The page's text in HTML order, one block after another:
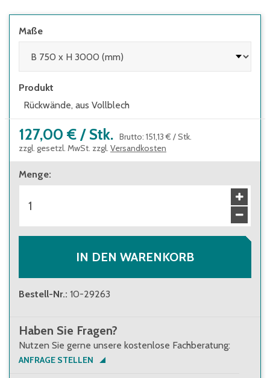
Maße
Produkt
Rückwände, aus Vollblech
127,00 € / Stk. Brutto: 151,13 € /Stk.
zzgl. gesetzl. MwSt. zzgl. Versandkosten
Menge:
IN DEN WARENKORB
Bestell-Nr.: 10-29263
Haben Sie Fragen?
Nutzen Sie gerne unsere kostenlose Fachberatung:
ANFRAGE STELLEN